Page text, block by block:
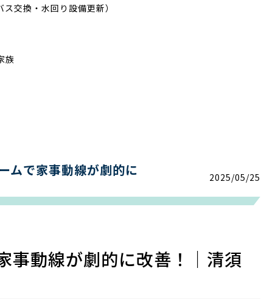
交換・水回り設備更新）
族
ムで家事動線が劇的に
2025/05/25
事動線が劇的に改善！｜清須